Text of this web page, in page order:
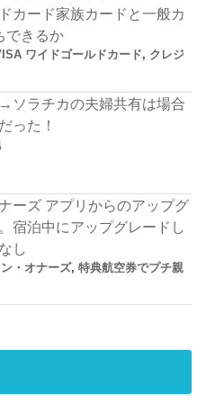
カード家族カードと一般カ
できるか
ワイドゴールドカード, クレジ
ソラチカの夫婦共有は場合
った！
ーズ アプリからのアップグ
宿泊中にアップグレードし
し
・オナーズ,特典航空券でプチ親